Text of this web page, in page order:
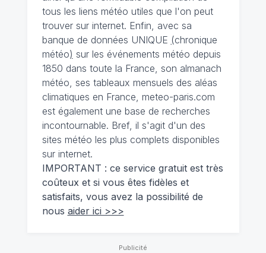
tous les liens météo utiles que l'on peut
trouver sur internet. Enfin, avec sa
banque de données UNIQUE (chronique
météo) sur les événements météo depuis
1850 dans toute la France, son almanach
météo, ses tableaux mensuels des aléas
climatiques en France, meteo-paris.com
est également une base de recherches
incontournable. Bref, il s'agit d'un des
sites météo les plus complets disponibles
sur internet.
IMPORTANT : ce service gratuit est très
coûteux et si vous êtes fidèles et
satisfaits, vous avez la possibilité de
nous aider ici >>>